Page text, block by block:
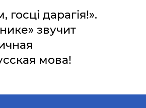
госці дарагія!».
звучит
мова!